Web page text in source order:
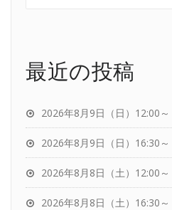
最近の投稿
2026年8月9日（日）12:00
2026年8月9日（日）16:30
2026年8月8日（土）12:00
2026年8月8日（土）16:30